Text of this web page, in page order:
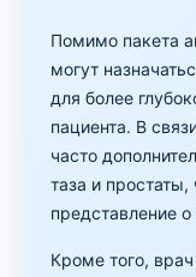
Помимо пакета
могут
для более
пациента. В
часто
таза и простаты,
представление о
Кроме того,